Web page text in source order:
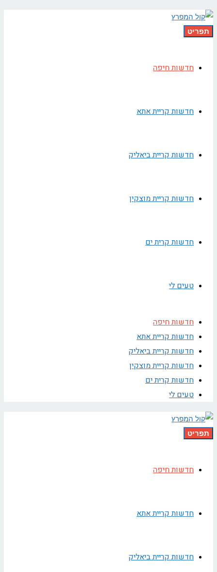
תפריט
חדשות חיפה
חדשות קריית אתא
חדשות קריית ביאליק
חדשות קריית מוצקין
חדשות קרית ים
טעים לי
חדשות חיפה
חדשות קריית אתא
חדשות קריית ביאליק
חדשות קריית מוצקין
חדשות קרית ים
טעים לי
תפריט
חדשות חיפה
חדשות קריית אתא
חדשות קריית ביאליק